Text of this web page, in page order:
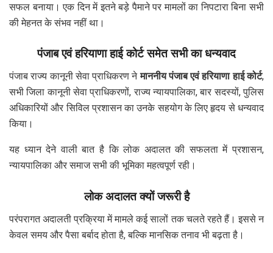
सफल बनाया। एक दिन में इतने बड़े पैमाने पर मामलों का निपटारा बिना सभी
की मेहनत के संभव नहीं था।
पंजाब एवं हरियाणा हाई कोर्ट समेत सभी का धन्यवाद
पंजाब राज्य कानूनी सेवा प्राधिकरण नेमाननीय पंजाब एवं हरियाणा हाई कोर्ट,
सभी जिला कानूनी सेवा प्राधिकरणों, राज्य न्यायपालिका, बार सदस्यों, पुलिस
अधिकारियों और सिविल प्रशासन का उनके सहयोग के लिए हृदय से धन्यवाद
किया।
यह ध्यान देने वाली बात है कि लोक अदालत की सफलता में प्रशासन,
न्यायपालिका और समाज सभी की भूमिका महत्वपूर्ण रही।
लोक अदालत क्यों जरूरी है
परंपरागत अदालती प्रक्रिया में मामले कई सालों तक चलते रहते हैं। इससे न
केवल समय और पैसा बर्बाद होता है, बल्कि मानसिक तनाव भी बढ़ता है।